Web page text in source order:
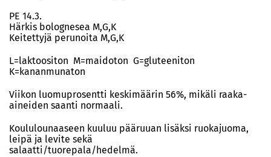
PE 14.3.
Härkis bolognesea M,G,K
Keitettyjä perunoita M,G,K
L=laktoositon M=maidoton G=gluteeniton
K=kananmunaton
Viikon luomuprosentti keskimäärin 56%, mikäli raaka-
aineiden saanti normaali.
Koululounaaseen kuuluu pääruuan lisäksi ruokajuoma,
leipä ja levite sekä
salaatti/tuorepala/hedelmä.